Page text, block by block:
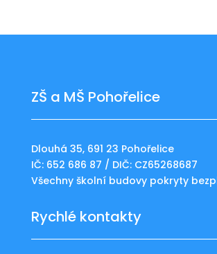
ZŠ a MŠ Pohořelice
Dlouhá 35, 691 23 Pohořelice
IČ: 652 686 87 / DIČ: CZ65268687
Všechny školní budovy pokryty
Rychlé kontakty